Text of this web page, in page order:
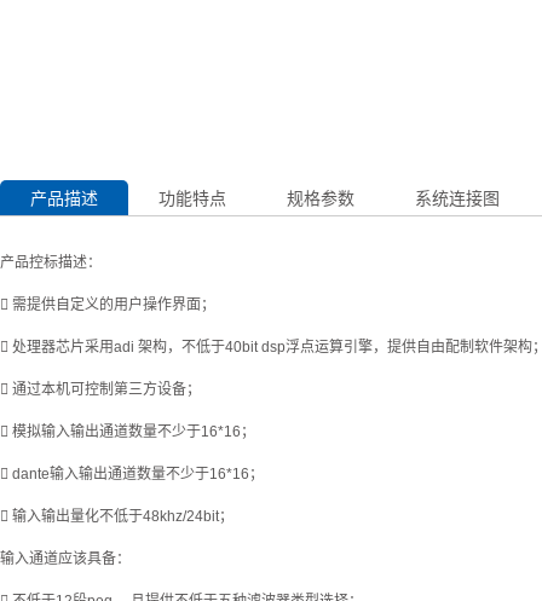
产品描述 功能特点 规格参数 系统连接图
产品控标描述：
 需提供自定义的用户操作界面；
 处理器芯片采用adi 架构，不低于40bit dsp浮点运算引擎，提供自由配制软件架构
 通过本机可控制第三方设备；
 模拟输入输出通道数量不少于16*16；
 dante输入输出通道数量不少于16*16；
 输入输出量化不低于48khz/24bit；
输入通道应该具备：